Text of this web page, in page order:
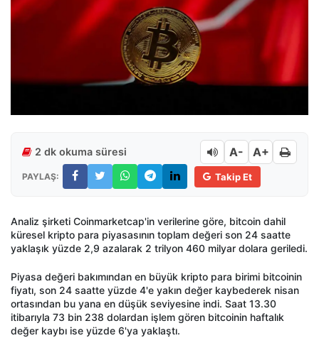
2 dk okuma süresi A- A+
PAYLAŞ: Takip Et
Analiz şirketi Coinmarketcap'in verilerine göre, bitcoin dahil
küresel kripto para piyasasının toplam değeri son 24 saatte
yaklaşık yüzde 2,9 azalarak 2 trilyon 460 milyar dolara geriledi.
Piyasa değeri bakımından en büyük kripto para birimi bitcoinin
fiyatı, son 24 saatte yüzde 4'e yakın değer kaybederek nisan
ortasından bu yana en düşük seviyesine indi. Saat 13.30
itibarıyla 73 bin 238 dolardan işlem gören bitcoinin haftalık
değer kaybı ise yüzde 6'ya yaklaştı.